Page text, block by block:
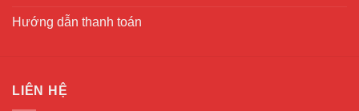
Hướng dẫn thanh toán
LIÊN HỆ